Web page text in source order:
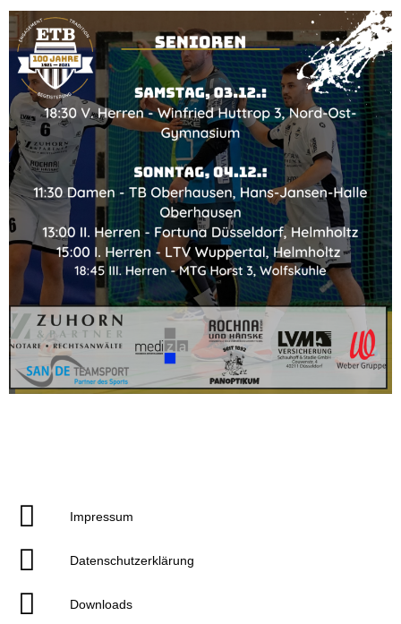
Impressum
Datenschutzerklärung
Downloads